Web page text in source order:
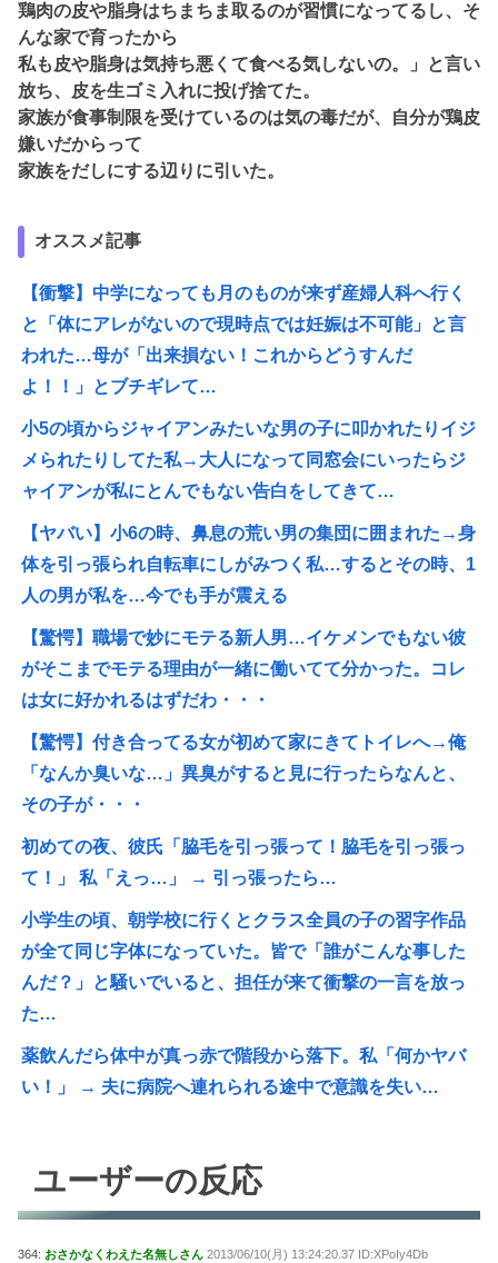
鶏肉の皮や脂身はちまちま取るのが習慣になってるし、そ
んな家で育ったから
私も皮や脂身は気持ち悪くて食べる気しないの。」と言い
放ち、皮を生ゴミ入れに投げ捨てた。
家族が食事制限を受けているのは気の毒だが、自分が鶏皮
嫌いだからって
家族をだしにする辺りに引いた。
オススメ記事
【衝撃】中学になっても月のものが来ず産婦人科へ行く
と「体にアレがないので現時点では妊娠は不可能」と言
われた…母が「出来損ない！これからどうすんだ
よ！！」とブチギレて…
小5の頃からジャイアンみたいな男の子に叩かれたりイジ
メられたりしてた私→大人になって同窓会にいったらジ
ャイアンが私にとんでもない告白をしてきて…
【ヤバい】小6の時、鼻息の荒い男の集団に囲まれた→身
体を引っ張られ自転車にしがみつく私…するとその時、1
人の男が私を…今でも手が震える
【驚愕】職場で妙にモテる新人男…イケメンでもない彼
がそこまでモテる理由が一緒に働いてて分かった。コレ
は女に好かれるはずだわ・・・
【驚愕】付き合ってる女が初めて家にきてトイレへ→俺
「なんか臭いな…」異臭がすると見に行ったらなんと、
その子が・・・
初めての夜、彼氏「脇毛を引っ張って！脇毛を引っ張っ
て！」 私「えっ…」 → 引っ張ったら…
小学生の頃、朝学校に行くとクラス全員の子の習字作品
が全て同じ字体になっていた。皆で「誰がこんな事した
んだ？」と騒いでいると、担任が来て衝撃の一言を放っ
た…
薬飲んだら体中が真っ赤で階段から落下。私「何かヤバ
い！」 → 夫に病院へ連れられる途中で意識を失い…
ユーザーの反応
364: おさかなくわえた名無しさん 2013/06/10(月) 13:24:20.37 ID:XPoIy4Db